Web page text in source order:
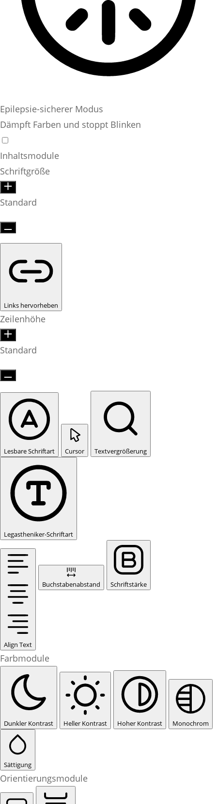
Epilepsie-sicherer Modus
Dämpft Farben und stoppt Blinken
Inhaltsmodule
Schriftgröße
Standard
Links hervorheben
Zeilenhöhe
Standard
Lesbare Schriftart Cursor Textvergrößerung
Legastheniker-Schriftart
Align Text
Buchstabenabstand Schriftstärke
Farbmodule
Dunkler Kontrast Heller Kontrast Hoher Kontrast Monochrom
Sättigung
Orientierungsmodule